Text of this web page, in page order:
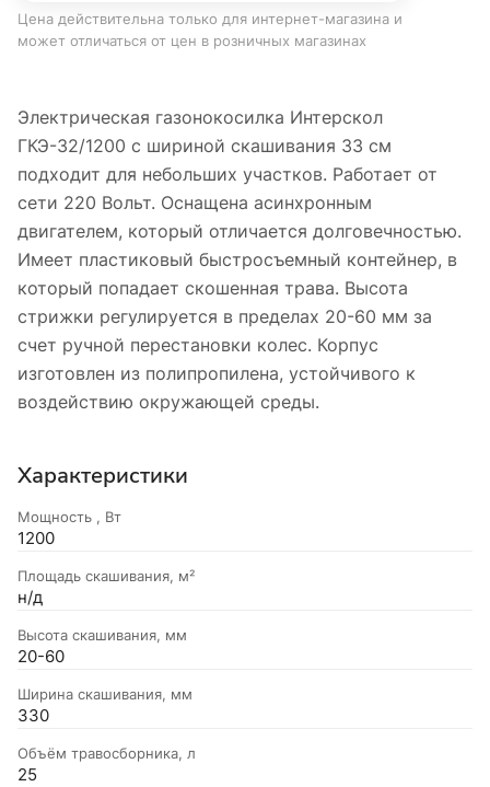
Цена действительна только для интернет-магазина и
может отличаться от цен в розничных магазинах
Электрическая газонокосилка Интерскол
ГКЭ-32/1200 с шириной скашивания 33 см
подходит для небольших участков. Работает от
сети 220 Вольт. Оснащена асинхронным
двигателем, который отличается долговечностью.
Имеет пластиковый быстросъемный контейнер, в
который попадает скошенная трава. Высота
стрижки регулируется в пределах 20-60 мм за
счет ручной перестановки колес. Корпус
изготовлен из полипропилена, устойчивого к
воздействию окружающей среды.
Характеристики
Мощность , Вт
1200
Площадь скашивания, м²
н/д
Высота скашивания, мм
20-60
Ширина скашивания, мм
330
Объём травосборника, л
25